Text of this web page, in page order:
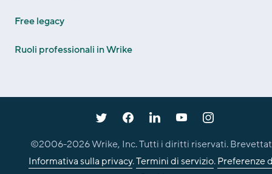
Free legacy
Ruoli professionali in Wrike
©2006-2026Wrike, Inc. Tutti i diritti riservati.
Informativa sulla privacy.Termini di servizio.Preferenze